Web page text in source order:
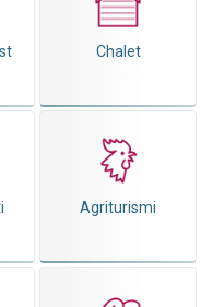
Chalet
Agriturismi